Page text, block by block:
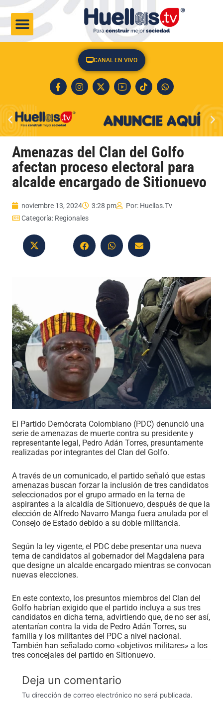
CANAL EN VIVO
Amenazas del Clan del Golfo
afectan proceso electoral para
alcalde encargado de Sitionuevo
noviembre 13, 2024 3:28 pm Por: Huellas.Tv
Categoría: Regionales
El Partido Demócrata Colombiano (PDC) denunció una
serie de amenazas de muerte contra su presidente y
representante legal, Pedro Adán Torres, presuntamente
realizadas por integrantes del Clan del Golfo.
A través de un comunicado, el partido señaló que estas
amenazas buscan forzar la inclusión de tres candidatos
seleccionados por el grupo armado en la terna de
aspirantes a la alcaldía de Sitionuevo, después de que la
elección de Alfredo Navarro Manga fuera anulada por el
Consejo de Estado debido a su doble militancia.
Según la ley vigente, el PDC debe presentar una nueva
terna de candidatos al gobernador del Magdalena para
que designe un alcalde encargado mientras se convocan
nuevas elecciones.
En este contexto, los presuntos miembros del Clan del
Golfo habrían exigido que el partido incluya a sus tres
candidatos en dicha terna, advirtiendo que, de no ser así,
atentarían contra la vida de Pedro Adán Torres, su
familia y los militantes del PDC a nivel nacional.
También han señalado como «objetivos militares» a los
tres concejales del partido en Sitionuevo.
Deja un comentario
Tu dirección de correo electrónico no será publicada.